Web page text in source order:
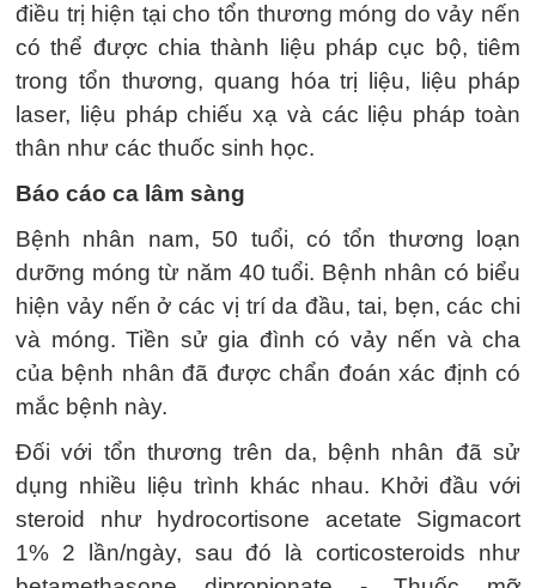
điều trị hiện tại cho tổn thương móng do vảy nến
có thể được chia thành liệu pháp cục bộ, tiêm
trong tổn thương, quang hóa trị liệu, liệu pháp
laser, liệu pháp chiếu xạ và các liệu pháp toàn
thân như các thuốc sinh học.
Báo cáo ca lâm sàng
Bệnh nhân nam, 50 tuổi, có tổn thương loạn
dưỡng móng từ năm 40 tuổi. Bệnh nhân có biểu
hiện vảy nến ở các vị trí da đầu, tai, bẹn, các chi
và móng. Tiền sử gia đình có vảy nến và cha
của bệnh nhân đã được chẩn đoán xác định có
mắc bệnh này.
Đối với tổn thương trên da, bệnh nhân đã sử
dụng nhiều liệu trình khác nhau. Khởi đầu với
steroid như hydrocortisone acetate Sigmacort
1% 2 lần/ngày, sau đó là corticosteroids như